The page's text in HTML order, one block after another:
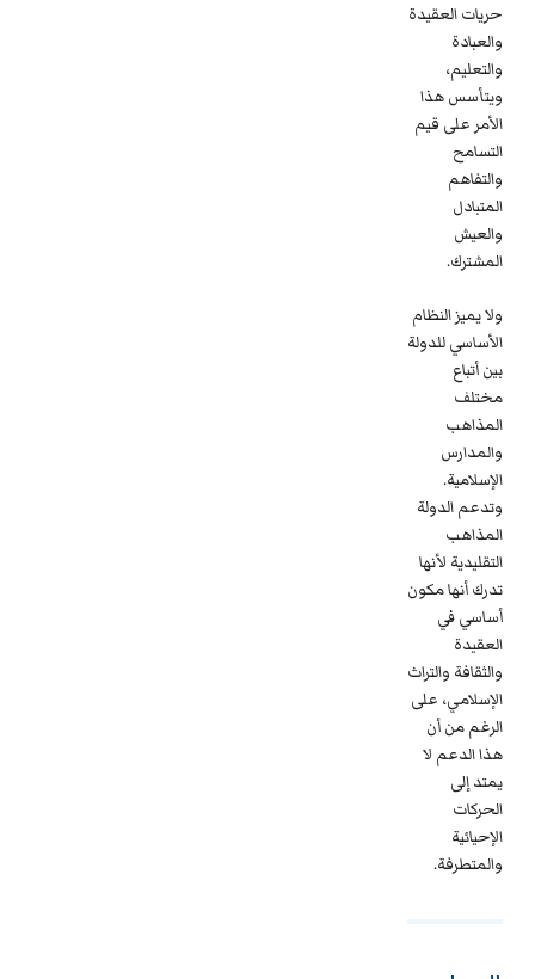
حريات العقيدة
والعبادة
والتعليم،
ويتأسس هذا
الأمر على قيم
التسامح
والتفاهم
المتبادل
والعيش
المشترك.
ولا يميز النظام
الأساسي للدولة
بين أتباع
مختلف
المذاهب
والمدارس
الإسلامية.
وتدعم الدولة
المذاهب
التقليدية لأنها
تدرك أنها مكون
أساسي في
العقيدة
والثقافة والتراث
الإسلامي، على
الرغم من أن
هذا الدعم لا
يمتد إلى
الحركات
الإحيائية
والمتطرفة.